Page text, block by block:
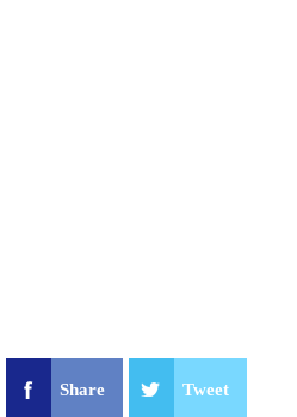
Share Tweet